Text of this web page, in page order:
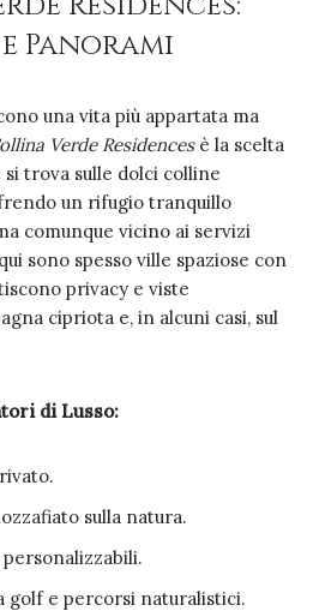
Panorami
una vita più appartata ma
Verde Residencesè la scelta
trova sulle dolci colline
un rifugio tranquillo
comunque vicino ai servizi
sono spesso ville spaziose con
privacy e viste
cipriota e, in alcuni casi, sul
di Lusso:
sulla natura.
golf e percorsi naturalistici.